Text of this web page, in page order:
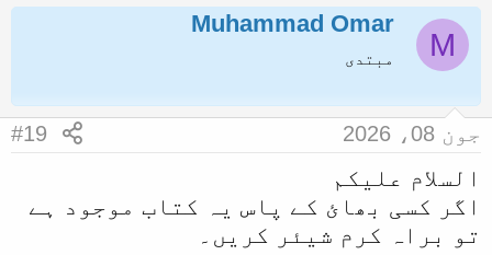
a
c
o
s
:
M
Muhammad Omar
مبتدی
جون 08، 2026 #19
السلام علیکم
اگر کسی بھائ کے پاس یہ کتاب موجود ہے
تو براہ کرم شیئر کریں۔